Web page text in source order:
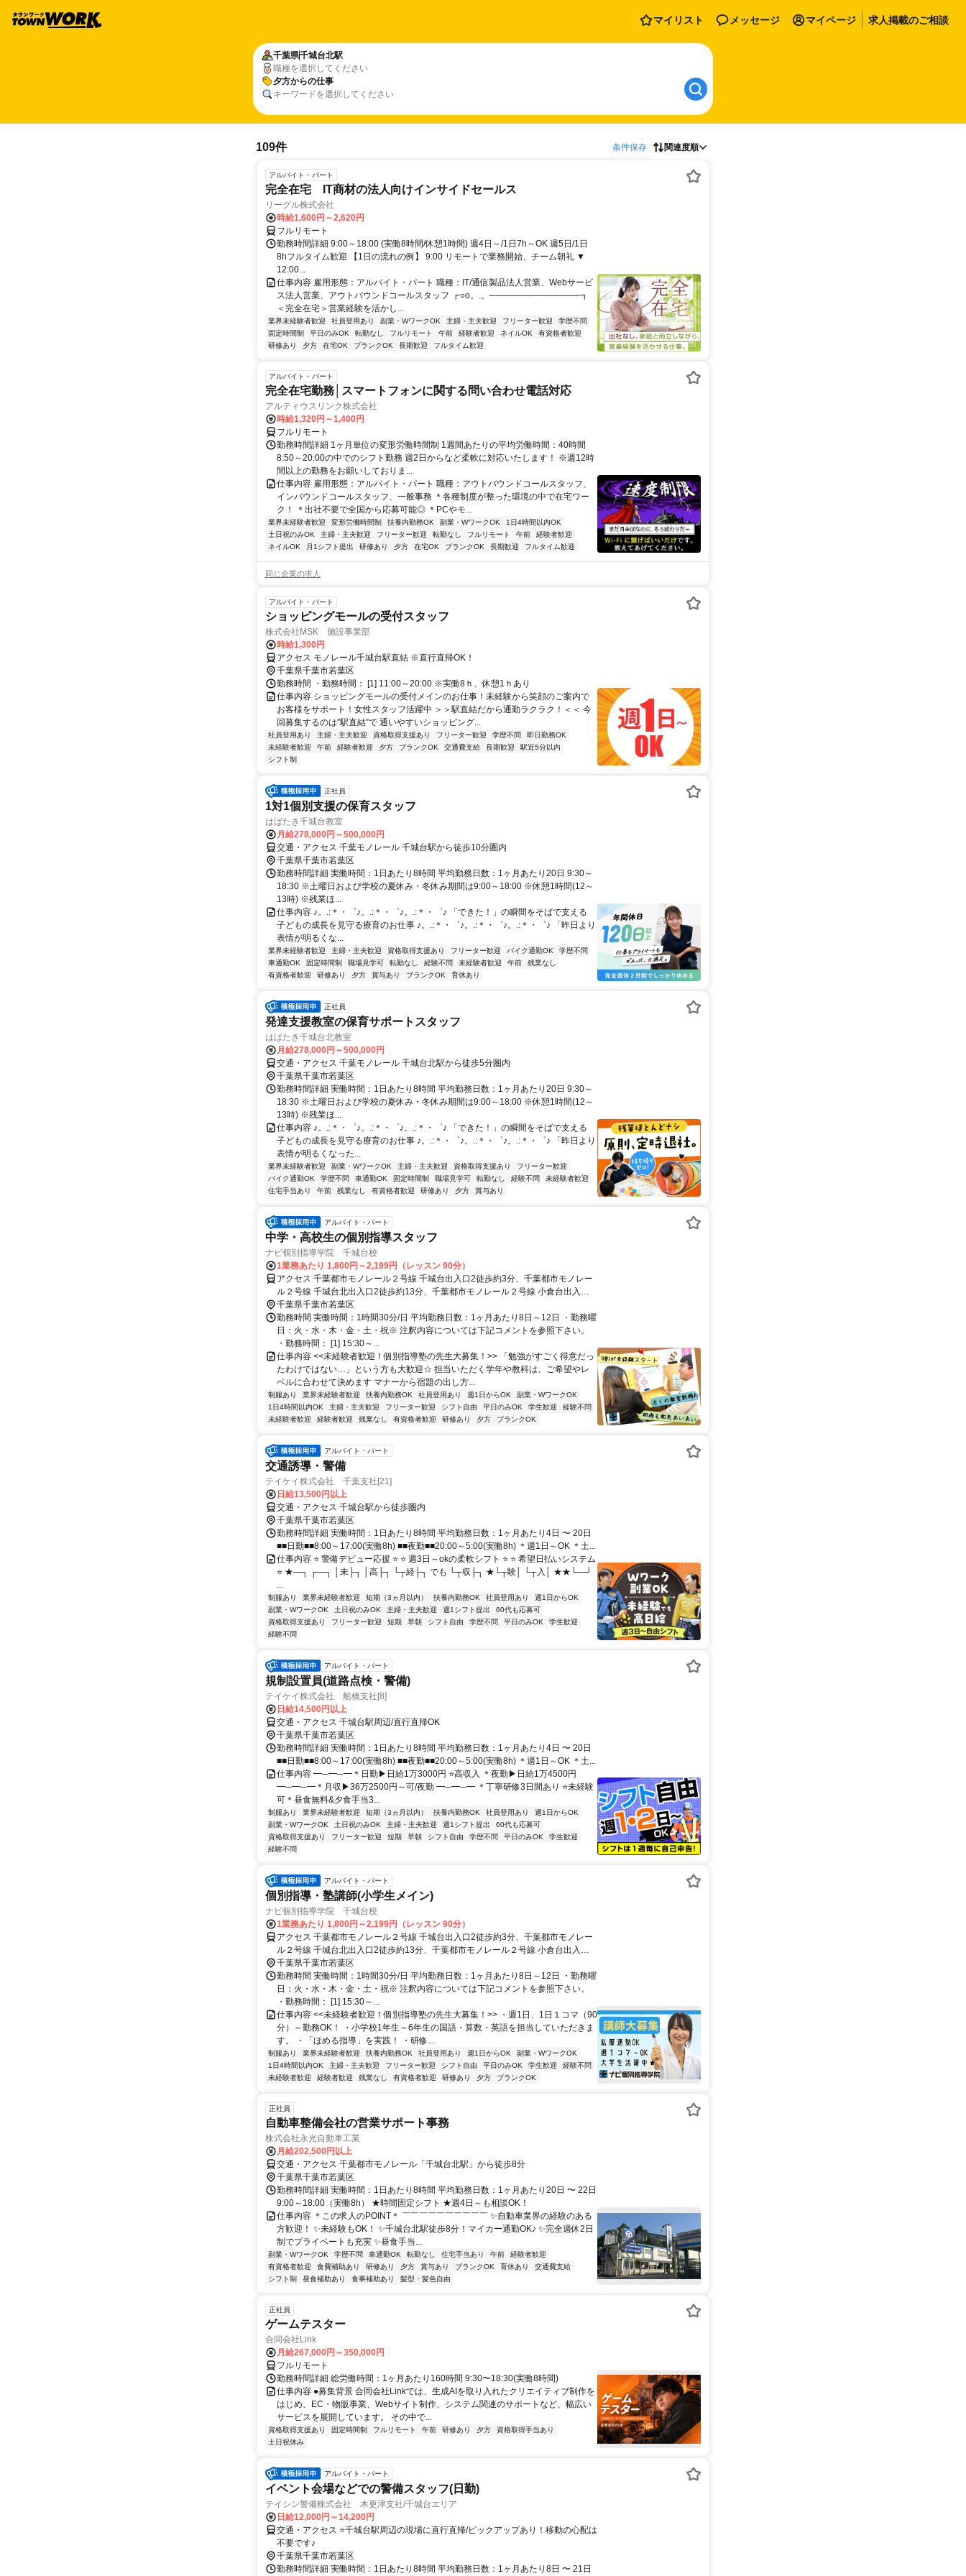
マイリスト メッセージ マイページ 求人掲載のご相談
千葉県千城台北駅
職種を選択してください
夕方からの仕事
キーワードを選択してください
109件 条件保存 関連度順
アルバイト・パート
完全在宅 IT商材の法人向けインサイドセールス
リーグル株式会社
時給1,600円～2,620円
フルリモート
勤務時間詳細 9:00～18:00 (実働8時間/休憩1時間) 週4日～/1日7h～OK 週5日/1日
8hフルタイム歓迎 【1日の流れの例】 9:00 リモートで業務開始、チーム朝礼 ▼
12:00...
仕事内容 雇用形態：アルバイト・パート 職種：IT/通信製品法人営業、Webサービ
ス法人営業、アウトバウンドコールスタッフ ┏○o。.。──────────────┓
＜完全在宅＞営業経験を活かし...
業界未経験者歓迎 社員登用あり 副業・WワークOK 主婦・主夫歓迎 フリーター歓迎
学歴不問
固定時間制
平日のみOK 転勤なし フルリモート 午前 経験者歓迎 ネイルOK
有資格者歓迎
研修あり
夕方 在宅OK ブランクOK 長期歓迎 フルタイム歓迎
アルバイト・パート
完全在宅勤務│スマートフォンに関する問い合わせ電話対応
アルティウスリンク株式会社
時給1,320円～1,400円
フルリモート
勤務時間詳細 1ヶ月単位の変形労働時間制 1週間あたりの平均労働時間：40時間
8:50～20:00の中でのシフト勤務 週2日からなど柔軟に対応いたします！ ※週12時
間以上の勤務をお願いしておりま...
仕事内容 雇用形態：アルバイト・パート 職種：アウトバウンドコールスタッフ、
インバウンドコールスタッフ、一般事務 ＊各種制度が整った環境の中で在宅ワー
ク！ ＊出社不要で全国から応募可能◎ ＊PCやモ...
業界未経験者歓迎 変形労働時間制 扶養内勤務OK 副業・WワークOK
1日4時間以内OK
土日祝のみOK
主婦・主夫歓迎 フリーター歓迎 転勤なし フルリモート 午前
経験者歓迎
ネイルOK
月1シフト提出 研修あり 夕方 在宅OK ブランクOK 長期歓迎 フルタイム歓迎
同じ企業の求人
アルバイト・パート
ショッピングモールの受付スタッフ
株式会社MSK 施設事業部
時給1,300円
アクセス モノレール千城台駅直結 ※直行直帰OK！
千葉県千葉市若葉区
勤務時間 ・勤務時間： [1] 11:00～20:00 ※実働8ｈ、休憩1ｈあり
仕事内容 ショッピングモールの受付メインのお仕事！未経験から笑顔のご案内で
お客様をサポート！女性スタッフ活躍中 ＞＞駅直結だから通勤ラクラク！＜＜ 今
回募集するのは”駅直結”で 通いやすいショッピング...
社員登用あり 主婦・主夫歓迎 資格取得支援あり フリーター歓迎 学歴不問
即日勤務OK
未経験者歓迎
午前 経験者歓迎 夕方 ブランクOK 交通費支給 長期歓迎
駅近5分以内
シフト制
正社員
1対1個別支援の保育スタッフ
はばたき千城台教室
月給278,000円～500,000円
交通・アクセス 千葉モノレール 千城台駅から徒歩10分圏内
千葉県千葉市若葉区
勤務時間詳細 実働時間：1日あたり8時間 平均勤務日数：1ヶ月あたり20日 9:30～
18:30 ※土曜日および学校の夏休み・冬休み期間は9:00～18:00 ※休憩1時間(12～
13時) ※残業ほ...
仕事内容 ♪。.:＊・゜♪。.:＊・゜♪。.:＊・゜♪ 「できた！」の瞬間をそばで支える
子どもの成長を見守る療育のお仕事 ♪。.:＊・゜♪。.:＊・゜♪。.:＊・゜♪ 「昨日より
表情が明るくな...
業界未経験者歓迎 主婦・主夫歓迎 資格取得支援あり フリーター歓迎 バイク通勤OK
学歴不問
車通勤OK
固定時間制 職場見学可 転勤なし 経験不問 未経験者歓迎 午前
残業なし
有資格者歓迎
研修あり 夕方 賞与あり ブランクOK 育休あり
正社員
発達支援教室の保育サポートスタッフ
はばたき千城台北教室
月給278,000円～500,000円
交通・アクセス 千葉モノレール 千城台北駅から徒歩5分圏内
千葉県千葉市若葉区
勤務時間詳細 実働時間：1日あたり8時間 平均勤務日数：1ヶ月あたり20日 9:30～
18:30 ※土曜日および学校の夏休み・冬休み期間は9:00～18:00 ※休憩1時間(12～
13時) ※残業ほ...
仕事内容 ♪。.:＊・゜♪。.:＊・゜♪。.:＊・゜♪ 「できた！」の瞬間をそばで支える
子どもの成長を見守る療育のお仕事 ♪。.:＊・゜♪。.:＊・゜♪。.:＊・゜♪ 「昨日より
表情が明るくなった...
業界未経験者歓迎 副業・WワークOK 主婦・主夫歓迎 資格取得支援あり
フリーター歓迎
バイク通勤OK
学歴不問 車通勤OK 固定時間制 職場見学可 転勤なし 経験不問
未経験者歓迎
住宅手当あり
午前 残業なし 有資格者歓迎 研修あり 夕方 賞与あり
アルバイト・パート
中学・高校生の個別指導スタッフ
ナビ個別指導学院 千城台校
1業務あたり 1,800円～2,199円（レッスン 90分）
アクセス 千葉都市モノレール２号線 千城台出入口2徒歩約3分、千葉都市モノレー
ル２号線 千城台北出入口2徒歩約13分、千葉都市モノレール２号線 小倉台出入口2
徒歩約27分 千城台駅より徒歩3分
千葉県千葉市若葉区
勤務時間 実働時間：1時間30分/日 平均勤務日数：1ヶ月あたり8日～12日 ・勤務曜
日：火・水・木・金・土・祝※ 注釈内容については下記コメントを参照下さい。
・勤務時間： [1] 15:30～...
仕事内容 <<未経験者歓迎！個別指導塾の先生大募集！>> 「勉強がすごく得意だっ
たわけではない…」という方も大歓迎☆ 担当いただく学年や教科は、ご希望やレ
ベルに合わせて決めます マナーから宿題の出し方...
制服あり 業界未経験者歓迎 扶養内勤務OK 社員登用あり 週1日からOK
副業・WワークOK
1日4時間以内OK
主婦・主夫歓迎 フリーター歓迎 シフト自由 平日のみOK 学生歓迎
経験不問
未経験者歓迎
経験者歓迎 残業なし 有資格者歓迎 研修あり 夕方 ブランクOK
アルバイト・パート
交通誘導・警備
テイケイ株式会社 千葉支社[21]
日給13,500円以上
交通・アクセス 千城台駅から徒歩圏内
千葉県千葉市若葉区
勤務時間詳細 実働時間：1日あたり8時間 平均勤務日数：1ヶ月あたり4日 〜 20日
■■日勤■■8:00～17:00(実働8h) ■■夜勤■■20:00～5:00(実働8h) ＊週1日～OK ＊土...
仕事内容 ⭐ 警備デビュー応援 ⭐ ⭐ 週3日～okの柔軟シフト ⭐ ⭐ 希望日払いシステム
⭐ ★―┐ ┌―┐ │未├┐ │高├┐ └┬経├┐ でも └┬収├┐ ★└┬験│ └┬入│ ★★└―┘
...
制服あり 業界未経験者歓迎 短期（3ヵ月以内） 扶養内勤務OK 社員登用あり
週1日からOK
副業・WワークOK
土日祝のみOK 主婦・主夫歓迎 週1シフト提出
60代も応募可
資格取得支援あり
フリーター歓迎 短期 早朝 シフト自由 学歴不問 平日のみOK
学生歓迎
経験不問
アルバイト・パート
規制設置員(道路点検・警備)
テイケイ株式会社 船橋支社[8]
日給14,500円以上
交通・アクセス 千城台駅周辺/直行直帰OK
千葉県千葉市若葉区
勤務時間詳細 実働時間：1日あたり8時間 平均勤務日数：1ヶ月あたり4日 〜 20日
■■日勤■■8:00～17:00(実働8h) ■■夜勤■■20:00～5:00(実働8h) ＊週1日～OK ＊土...
仕事内容 ━─━─━＊日勤▶日給1万3000円 ⭐高収入 ＊夜勤▶日給1万4500円
━─━─━＊月収▶36万2500円～可/夜勤 ━─━─━ ＊丁寧研修3日間あり ⭐未経験
可＊昼食無料&夕食手当3...
制服あり 業界未経験者歓迎 短期（3ヵ月以内） 扶養内勤務OK 社員登用あり
週1日からOK
副業・WワークOK
土日祝のみOK 主婦・主夫歓迎 週1シフト提出
60代も応募可
資格取得支援あり
フリーター歓迎 短期 早朝 シフト自由 学歴不問 平日のみOK
学生歓迎
経験不問
アルバイト・パート
個別指導・塾講師(小学生メイン)
ナビ個別指導学院 千城台校
1業務あたり 1,800円～2,199円（レッスン 90分）
アクセス 千葉都市モノレール２号線 千城台出入口2徒歩約3分、千葉都市モノレー
ル２号線 千城台北出入口2徒歩約13分、千葉都市モノレール２号線 小倉台出入口2
徒歩約27分 千城台駅より徒歩3分
千葉県千葉市若葉区
勤務時間 実働時間：1時間30分/日 平均勤務日数：1ヶ月あたり8日～12日 ・勤務曜
日：火・水・木・金・土・祝※ 注釈内容については下記コメントを参照下さい。
・勤務時間： [1] 15:30～...
仕事内容 <<未経験者歓迎！個別指導塾の先生大募集！>> ・週1日、1日１コマ（90
分）～勤務OK！ ・小学校1年生～6年生の国語・算数・英語を担当していただきま
す。 ・「ほめる指導」を実践！ ・研修...
制服あり 業界未経験者歓迎 扶養内勤務OK 社員登用あり 週1日からOK
副業・WワークOK
1日4時間以内OK
主婦・主夫歓迎 フリーター歓迎 シフト自由 平日のみOK 学生歓迎
経験不問
未経験者歓迎
経験者歓迎 残業なし 有資格者歓迎 研修あり 夕方 ブランクOK
正社員
自動車整備会社の営業サポート事務
株式会社永光自動車工業
月給202,500円以上
交通・アクセス 千葉都市モノレール「千城台北駅」から徒歩8分
千葉県千葉市若葉区
勤務時間詳細 実働時間：1日あたり8時間 平均勤務日数：1ヶ月あたり20日 〜 22日
9:00～18:00（実働8h） ★時間固定シフト ★週4日～も相談OK！
仕事内容 ＊この求人のPOINT＊ ￣￣￣￣￣￣￣￣￣￣ ✨自動車業界の経験のある
方歓迎！ ✨未経験もOK！ ✨千城台北駅徒歩8分！マイカー通勤OK♪ ✨完全週休2日
制でプライベートも充実 ✨昼食手当...
副業・WワークOK 学歴不問 車通勤OK 転勤なし 住宅手当あり 午前
経験者歓迎
有資格者歓迎
食費補助あり 研修あり 夕方 賞与あり ブランクOK 育休あり
交通費支給
シフト制
昼食補助あり 食事補助あり 髪型・髪色自由
正社員
ゲームテスター
合同会社Link
月給267,000円～350,000円
フルリモート
勤務時間詳細 総労働時間：1ヶ月あたり160時間 9:30〜18:30(実働8時間)
仕事内容 ●募集背景 合同会社Linkでは、生成AIを取り入れたクリエイティブ制作を
はじめ、EC・物販事業、Webサイト制作、システム関連のサポートなど、幅広い
サービスを展開しています。 その中で...
資格取得支援あり 固定時間制 フルリモート 午前 研修あり 夕方
資格取得手当あり
土日祝休み
アルバイト・パート
イベント会場などでの警備スタッフ(日勤)
テイシン警備株式会社 木更津支社/千城台エリア
日給12,000円～14,200円
交通・アクセス ⭐千城台駅周辺の現場に直行直帰/ピックアップあり！移動の心配は
不要です♪
千葉県千葉市若葉区
勤務時間詳細 実働時間：1日あたり8時間 平均勤務日数：1ヶ月あたり8日 〜 21日